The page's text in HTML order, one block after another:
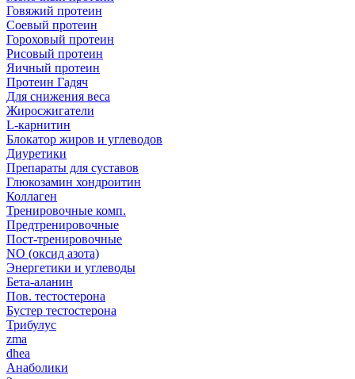
Говяжий протеин
Соевый протеин
Гороховый протеин
Рисовый протеин
Яичный протеин
Протеин Гадяч
Для снижения веса
Жиросжигатели
L-карнитин
Блокатор жиров и углеводов
Диуретики
Препараты для суставов
Глюкозамин хондроитин
Коллаген
Тренировочные комп.
Предтренировочные
Пост-тренировочные
NO (оксид азота)
Энергетики и углеводы
Бета-аланин
Пов. тестостерона
Бустер тестостерона
Трибулус
zma
dhea
Анаболики